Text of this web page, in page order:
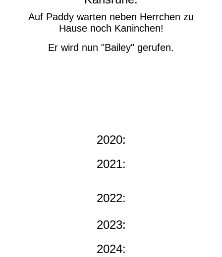
Auf Paddy warten neben Herrchen zu
Hause noch Kaninchen!
Er wird nun "Bailey" gerufen.
2020:
2021:
2022:
2023:
2024: